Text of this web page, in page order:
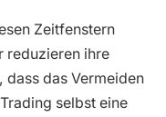
Zeitfenstern
reduzieren ihre
dass das Vermeiden
selbst eine